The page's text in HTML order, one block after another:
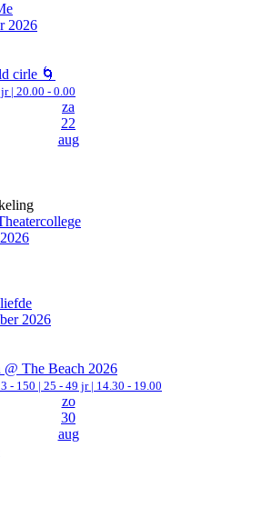
2026
cirle 🌀
| 20.00 - 0.00
za
22
aug
2026
The Beach 2026
- 150 | 25 - 49 jr | 14.30 - 19.00
zo
30
aug